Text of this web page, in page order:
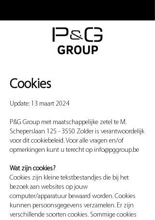
Cookies
Update: 13 maart 2024
P&G Group met maatschappelijke zetel te M.
Scheperslaan 125 - 3550 Zolder is verantwoordelijk
voor dit cookiebeleid. Voor alle vragen en/of
opmerkingen kunt u terecht op info@pggroup.be
Wat zijn cookies?
Cookies zijn kleine tekstbestandjes die bij het
bezoek aan websites op jouw
computer/apparatuur bewaard worden. Cookies
kunnen persoonsgegevens verzamelen. Er zijn
verschillende soorten cookies. Sommige cookies